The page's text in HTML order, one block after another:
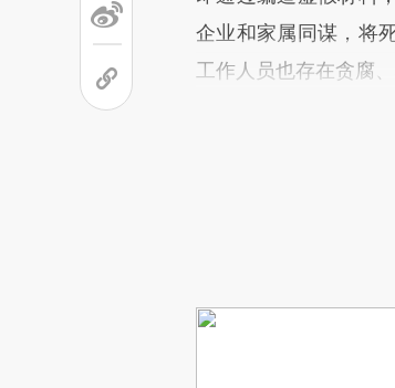
企业和家属同谋，将
工作人员也存在贪腐